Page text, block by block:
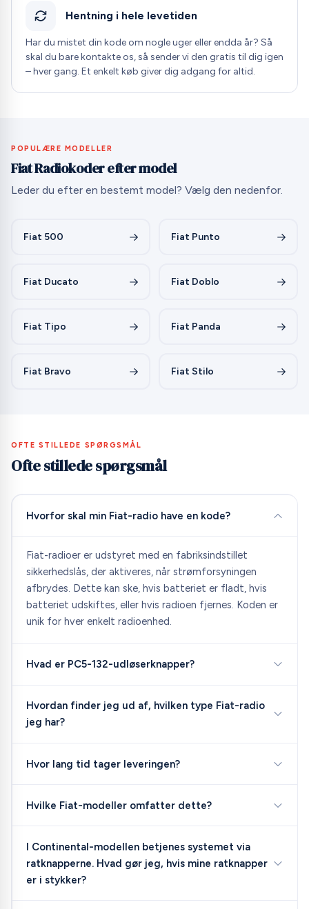
Hentning i hele levetiden
Har du mistet din kode om nogle uger eller endda år? Så
skal du bare kontakte os, så sender vi den gratis til dig igen
– hver gang. Et enkelt køb giver dig adgang for altid.
POPULÆRE MODELLER
Fiat Radiokoder efter model
Leder du efter en bestemt model? Vælg den nedenfor.
Fiat 500 Fiat Punto
Fiat Ducato Fiat Doblo
Fiat Tipo Fiat Panda
Fiat Bravo Fiat Stilo
OFTE STILLEDE SPØRGSMÅL
Ofte stillede spørgsmål
Hvorfor skal min Fiat-radio have en kode?
Fiat-radioer er udstyret med en fabriksindstillet
sikkerhedslås, der aktiveres, når strømforsyningen
afbrydes. Dette kan ske, hvis batteriet er fladt, hvis
batteriet udskiftes, eller hvis radioen fjernes. Koden er
unik for hver enkelt radioenhed.
Hvad er PC5-132-udløserknapper?
Hvordan finder jeg ud af, hvilken type Fiat-radio
jeg har?
Hvor lang tid tager leveringen?
Hvilke Fiat-modeller omfatter dette?
I Continental-modellen betjenes systemet via
ratknapperne. Hvad gør jeg, hvis mine ratknapper
er i stykker?